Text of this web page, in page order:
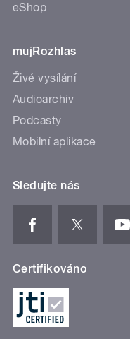
eShop
mujRozhlas
Živé vysílání
Audioarchiv
Podcasty
Mobilní aplikace
Sledujte nás
Certifikováno